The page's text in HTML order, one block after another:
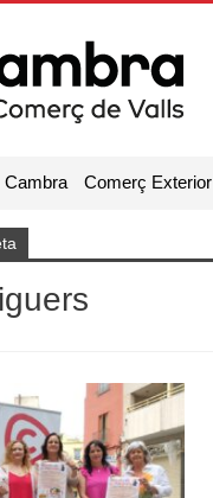
Cambra Comerç Exterior